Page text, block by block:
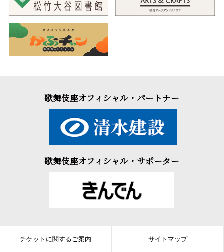
歌舞伎座オフィシャル・パートナー
歌舞伎座オフィシャル・サポーター
チケットに関するご案内 サイトマップ